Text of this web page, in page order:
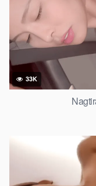
33K